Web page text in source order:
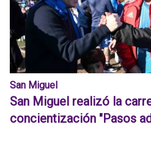
San Miguel
San Miguel realizó la
concientización "Pasos